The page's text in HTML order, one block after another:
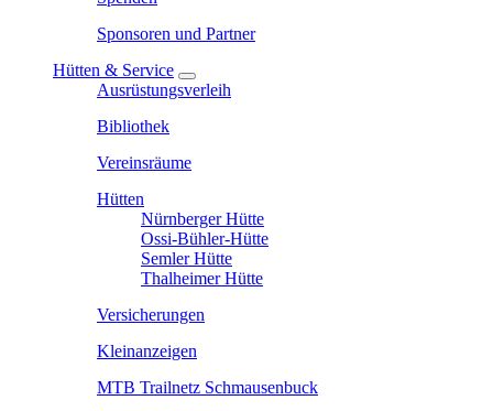
Sponsoren und Partner
Hütten & Service
Ausrüstungsverleih
Bibliothek
Vereinsräume
Hütten
Nürnberger Hütte
Ossi-Bühler-Hütte
Semler Hütte
Thalheimer Hütte
Versicherungen
Kleinanzeigen
MTB Trailnetz Schmausenbuck